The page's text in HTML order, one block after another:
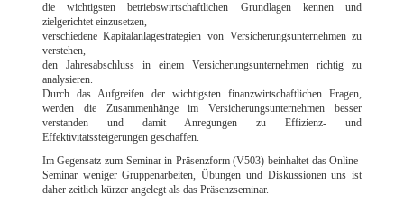
die wichtigsten betriebswirtschaftlichen Grundlagen kennen und
zielgerichtet einzusetzen,
verschiedene Kapitalanlagestrategien von Versicherungsunternehmen zu
verstehen,
den Jahresabschluss in einem Versicherungsunternehmen richtig zu
analysieren.
Durch das Aufgreifen der wichtigsten finanzwirtschaftlichen Fragen,
werden die Zusammenhänge im Versicherungsunternehmen besser
verstanden und damit Anregungen zu Effizienz- und
Effektivitätssteigerungen geschaffen.
Im Gegensatz zum Seminar in Präsenzform (V503) beinhaltet das Online-
Seminar weniger Gruppenarbeiten, Übungen und Diskussionen uns ist
daher zeitlich kürzer angelegt als das Präsenzseminar.